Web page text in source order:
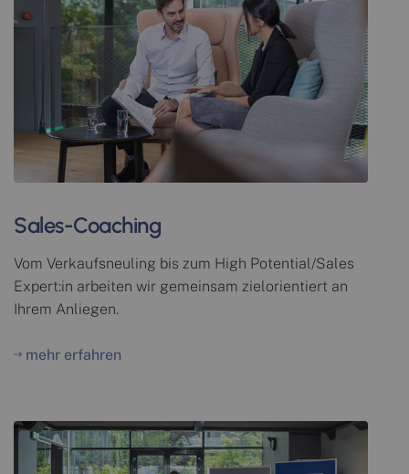
Sales-Coaching
Vom Verkaufsneuling bis zum High Potential/Sales
Expert:in arbeiten wir gemeinsam zielorientiert an
Ihrem Anliegen.
mehr erfahren